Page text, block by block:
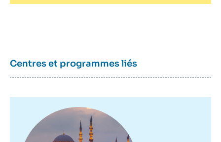
Centres et programmes liés
principale